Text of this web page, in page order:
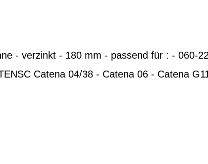
- verzinkt - 180 mm - passend für : - 060-
Catena 04/38 - Catena 06 - Catena